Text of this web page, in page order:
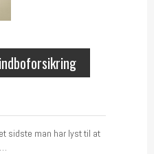
sidste man har lyst til at